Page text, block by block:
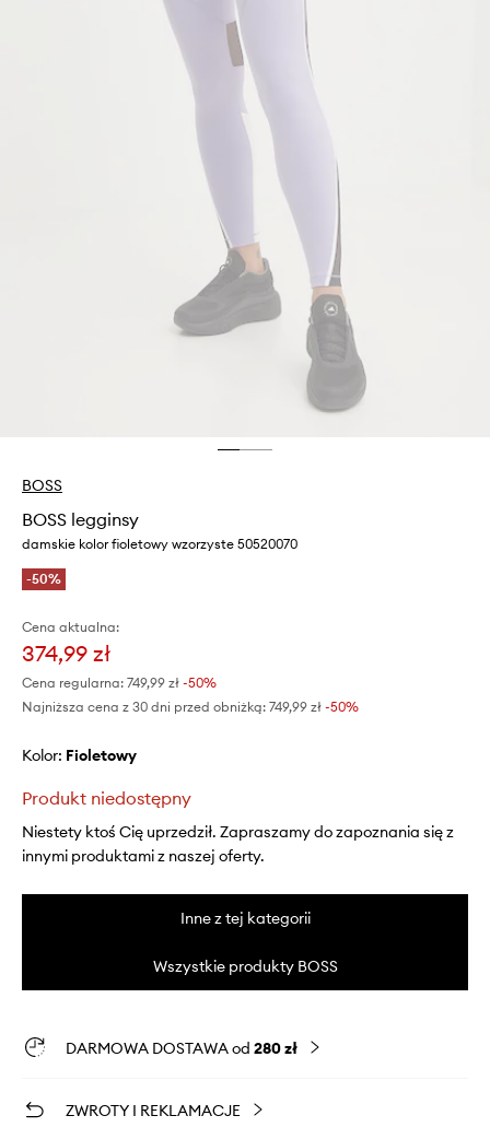
BOSS
BOSS legginsy
damskie kolor fioletowy wzorzyste 50520070
-50%
Cena aktualna:
374,99 zł
Cena regularna: 749,99 zł -50%
Najniższa cena z 30 dni przed obniżką: 749,99 zł -50%
Kolor: fioletowy
Produkt niedostępny
Niestety ktoś Cię uprzedził. Zapraszamy do zapoznania się z
innymi produktami z naszej oferty.
Inne z tej kategorii
Wszystkie produkty BOSS
DARMOWA DOSTAWA od 280 zł
ZWROTY I REKLAMACJE